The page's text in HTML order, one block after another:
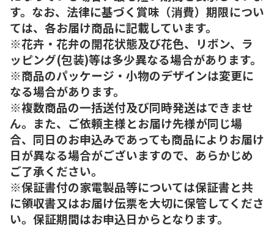
す。なお、法律に基づく賞味（消費）期限につい
ては、各お届け商品に記載しています。
※花卉・花弁の開花状態及び花色、リボン、ラ
ッピング(包装)等は多少異なる場合があります。
※商品のパッケージ・小物のデザインは変更に
なる場合があります。
※複数商品の一括送付及び同時発送はできませ
ん。また、ご依頼主様とお届け先様が同じ場
合、同日のお申込みであっても商品によりお届け
日が異なる場合がございますので、あらかじめ
ご了承ください。
※保証書付の家電製品等については保証書と共
に領収書又はお届け伝票を大切に保管してくださ
い。保証期間はお申込日からとなります。